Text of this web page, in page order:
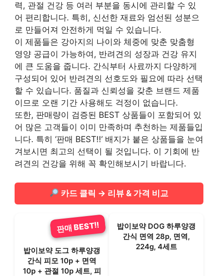
력, 관절 건강 등 여러 부분을 동시에 관리할 수 있
어 편리합니다. 특히, 신선한 재료와 엄선된 성분으
로 만들어져 안전하게 먹일 수 있습니다.
이 제품들은 강아지의 나이와 체중에 맞춘 맞춤형
영양 공급이 가능하여, 반려견의 성장과 건강 유지
에 큰 도움을 줍니다. 간식부터 사료까지 다양하게
구성되어 있어 반려견의 선호도와 필요에 따라 선택
할 수 있습니다. 품질과 신뢰성을 갖춘 브랜드 제품
이므로 오랜 기간 사용해도 걱정이 없습니다.
또한, 판매량이 검증된 BEST 상품들이 포함되어 있
어 많은 고객들이 이미 만족하며 추천하는 제품들입
니다. 특히 ‘판매 BEST!!’ 배지가 붙은 상품들을 눈여
겨보시면 최고의 선택이 될 것입니다. 이 기회에 반
려견의 건강을 위해 꼭 확인해보시기 바랍니다.
카드 클릭 → 리뷰 & 가격 비교
판매 BEST!!
밥이보약 도그 하루양갱
간식 피모 10p + 면역
10p + 관절 10p 세트, 피
판매 BEST!!
밥이보약 DOG 하루양갱
간식 면역 28p, 면역,
224g, 4세트